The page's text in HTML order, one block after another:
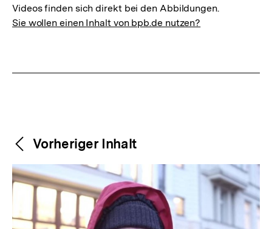
Videos finden sich direkt bei den Abbildungen.
Sie wollen einen Inhalt von bpb.de nutzen?
Weitere
Inhalte
Content-
Navigation
Vorheriger Inhalt